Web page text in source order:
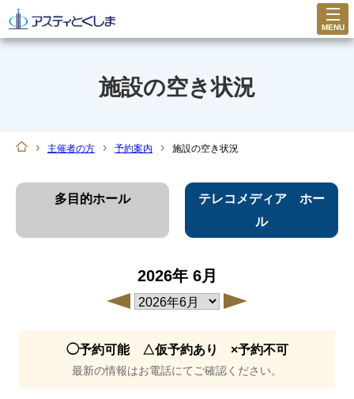
MENU
施設の空き状況
› 主催者の方 › 予約案内 › 施設の空き状況
◯予約可能 △仮予約あり ×予約不可
最新の情報はお電話にてご確認ください。
多目的ホール
テレコメディア ホー
ル
2026年 6月